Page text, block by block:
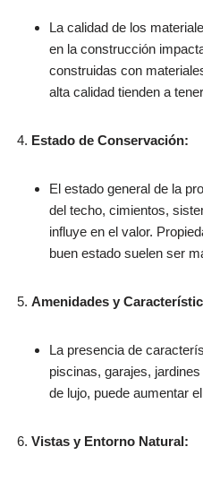
La calidad de los
en la construcción
construidas con
alta calidad tienden a
Estado de Conservación:
El estado general de la
del techo, cimientos,
influye en el valor.
buen estado suelen ser
Amenidades y
La presencia de
piscinas, garajes,
de lujo, puede aumentar
Vistas y Entorno Natural: